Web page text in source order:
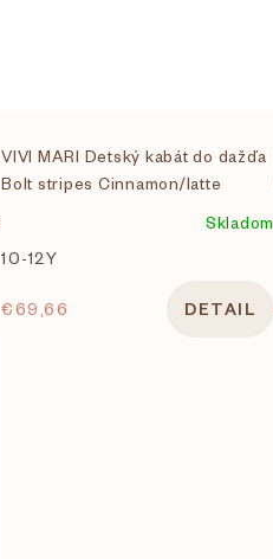
VIVI MARI Detský kabát do dažďa
Bolt stripes Cinnamon/latte
Skladom
10-12Y
€69,66 DETAIL